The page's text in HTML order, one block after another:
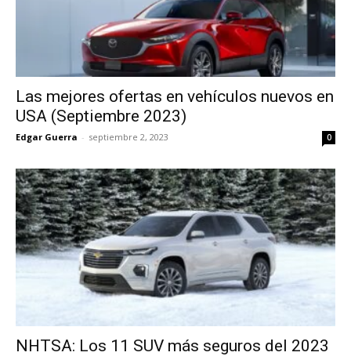
Las mejores ofertas en vehículos nuevos en
USA (Septiembre 2023)
Edgar Guerra - septiembre 2, 2023 0
NHTSA: Los 11 SUV más seguros del 2023